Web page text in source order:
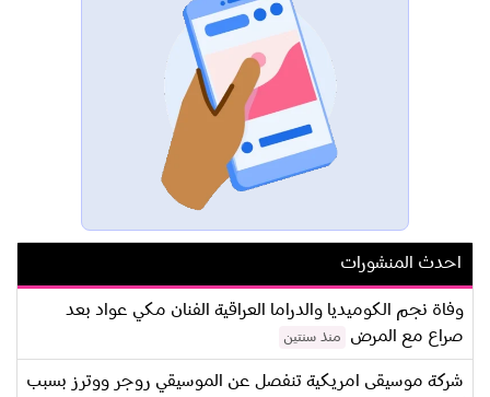
احدث المنشورات
وفاة نجم الكوميديا والدراما العراقية الفنان مكي عواد بعد
صراع مع المرض
منذ سنتين
شركة موسيقى امريكية تنفصل عن الموسيقي روجر ووترز بسبب